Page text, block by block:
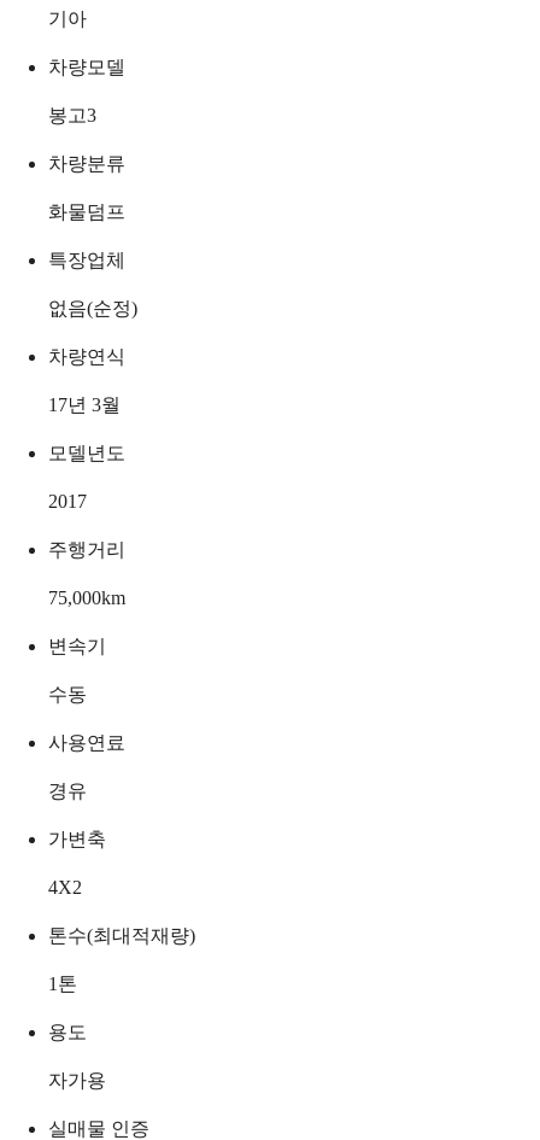
기아
차량모델
봉고3
차량분류
화물덤프
특장업체
없음(순정)
차량연식
17년 3월
모델년도
2017
주행거리
75,000km
변속기
수동
사용연료
경유
가변축
4X2
톤수(최대적재량)
1 톤
용도
자가용
실매물 인증